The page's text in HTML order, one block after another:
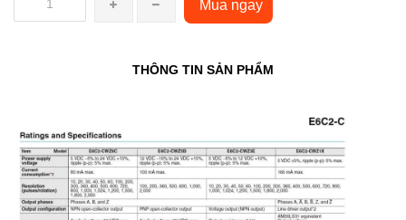
Mua ngay
THÔNG TIN SẢN PHẨM